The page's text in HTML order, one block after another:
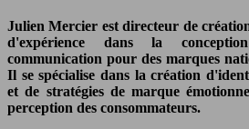
Julien Mercier est directeur de
d'expérience dans la
communication pour des marques
Il se spécialise dans la création
et de stratégies de marque
perception des consommateurs.